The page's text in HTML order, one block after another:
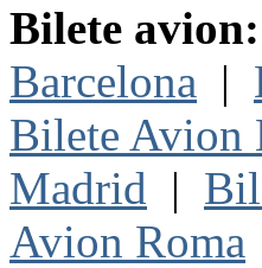
Bilete avion:
Barcelona |
Bilete Avion
Madrid |
Avion Roma